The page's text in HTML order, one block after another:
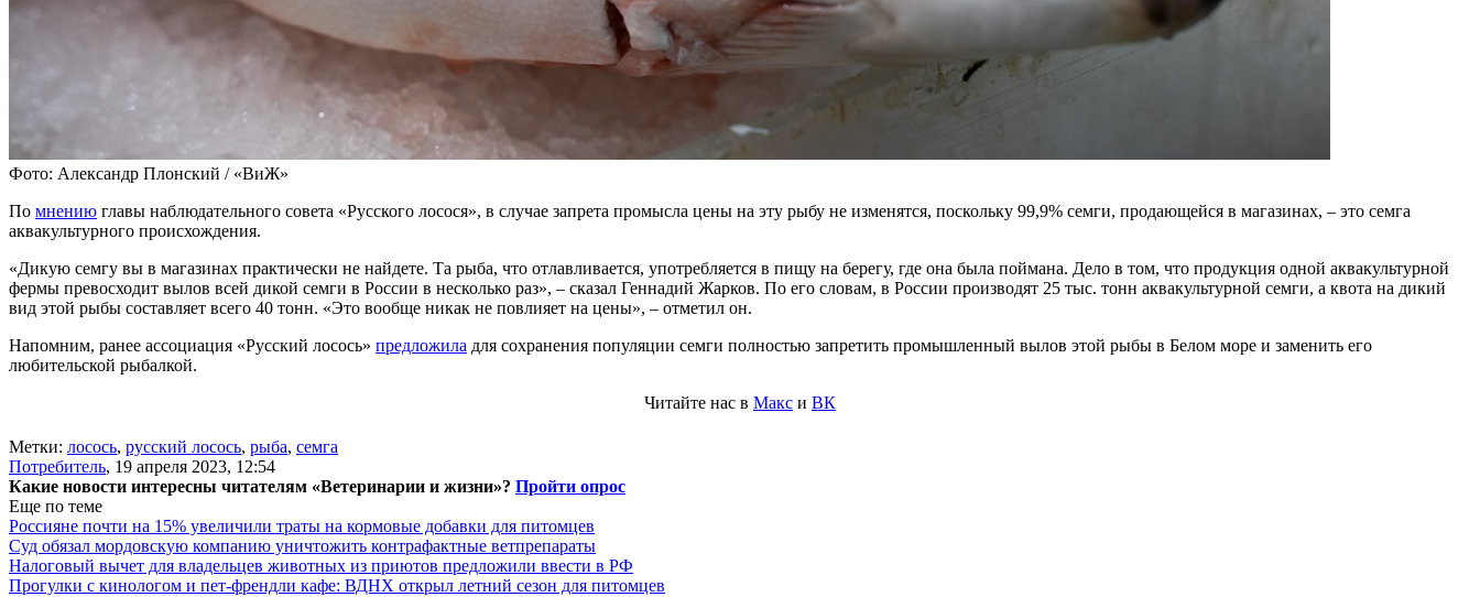
Фото: Александр Плонский / «ВиЖ»
По мнению главы наблюдательного совета «Русского лосося», в случае запрета промысла цены на эту рыбу не изменятся, поскольку 99,9% семги, продающейся в магазинах, – это семга
аквакультурного происхождения.
«Дикую семгу вы в магазинах практически не найдете. Та рыба, что отлавливается, употребляется в пищу на берегу, где она была поймана. Дело в том, что продукция одной аквакультурной
фермы превосходит вылов всей дикой семги в России в несколько раз», – сказал Геннадий Жарков. По его словам, в России производят 25 тыс. тонн аквакультурной семги, а квота на дикий
вид этой рыбы составляет всего 40 тонн. «Это вообще никак не повлияет на цены», – отметил он.
Напомним, ранее ассоциация «Русский лосось» предложила для сохранения популяции семги полностью запретить промышленный вылов этой рыбы в Белом море и заменить его
любительской рыбалкой.
Читайте нас в Макс и ВК
Метки: лосось, русский лосось, рыба, семга
Потребитель, 19 апреля 2023, 12:54
Какие новости интересны читателям «Ветеринарии и жизни»? Пройти опрос
Еще по теме
Россияне почти на 15% увеличили траты на кормовые добавки для питомцев
Суд обязал мордовскую компанию уничтожить контрафактные ветпрепараты
Налоговый вычет для владельцев животных из приютов предложили ввести в РФ
Прогулки с кинологом и пет-френдли кафе: ВДНХ открыл летний сезон для питомцев